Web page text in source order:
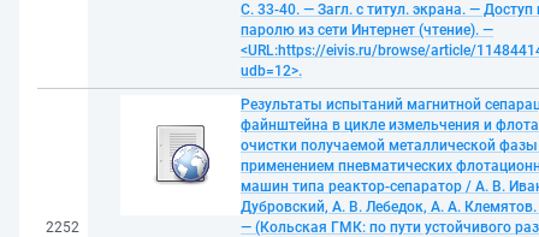
С. 33-40. — Загл. с титул. экрана. — Доступ
паролю из сети Интернет (чтение). —
<URL:https://eivis.ru/browse/article/
udb=12>.
2252
Результаты испытаний магнитной
файнштейна в цикле измельчения и
очистки получаемой металлической фазы
применением пневматических
машин типа реактор-сепаратор / А. В.
Дубровский, А. В. Лебедок, А. А.
— (Кольская ГМК: по пути устойчивого